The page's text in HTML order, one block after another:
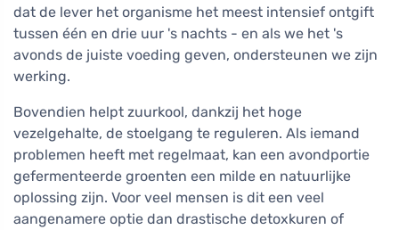
dat de lever het organisme het meest intensief ontgift
tussen één en drie uur 's nachts - en als we het 's
avonds de juiste voeding geven, ondersteunen we zijn
werking.
Bovendien helpt zuurkool, dankzij het hoge
vezelgehalte, de stoelgang te reguleren. Als iemand
problemen heeft met regelmaat, kan een avondportie
gefermenteerde groenten een milde en natuurlijke
oplossing zijn. Voor veel mensen is dit een veel
aangenamere optie dan drastische detoxkuren of